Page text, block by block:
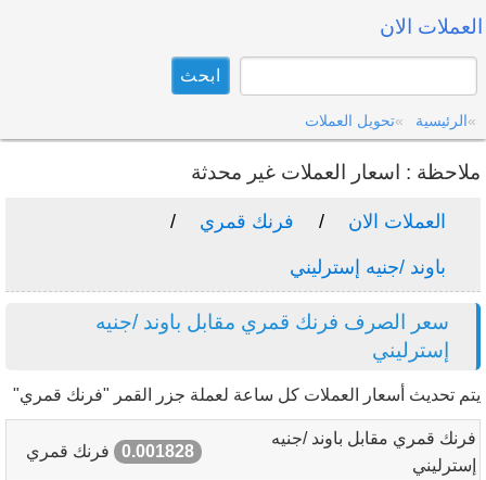
العملات الان
الرئيسية تحويل العملات
ملاحظة : اسعار العملات غير محدثة
العملات الان فرنك قمري
باوند /جنيه إسترليني
سعر الصرف فرنك قمري مقابل باوند /جنيه
إسترليني
يتم تحديث أسعار العملات كل ساعة لعملة جزر القمر "فرنك قمري"
فرنك قمري مقابل باوند /جنيه
إسترليني
0.001828 فرنك قمري